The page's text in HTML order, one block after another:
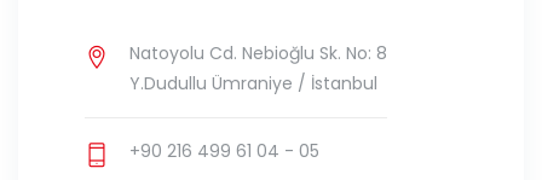
Natoyolu Cd. Nebioğlu Sk. No: 8
Y.Dudullu Ümraniye / İstanbul
+90 216 499 61 04 - 05